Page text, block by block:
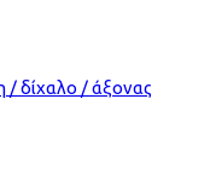
/ δίχαλο / άξονας